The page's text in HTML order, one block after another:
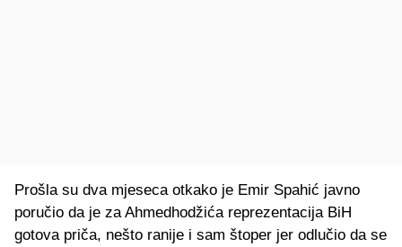
Prošla su dva mjeseca otkako je Emir Spahić javno
poručio da je za Ahmedhodžića reprezentacija BiH
gotova priča, nešto ranije i sam štoper jer odlučio da se